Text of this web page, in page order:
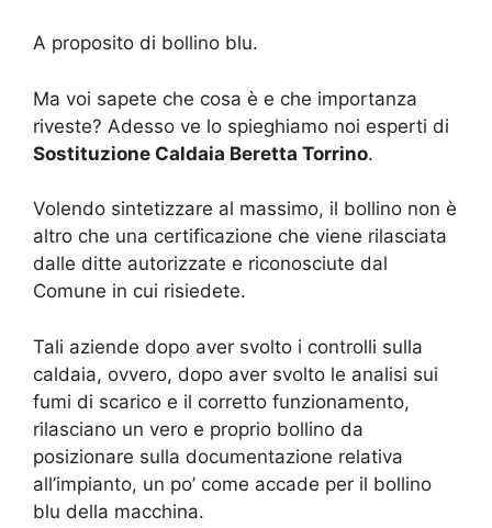
A proposito di bollino blu.
Ma voi sapete che cosa è e che importanza
riveste? Adesso ve lo spieghiamo noi esperti di
Sostituzione Caldaia Beretta Torrino.
Volendo sintetizzare al massimo, il bollino non è
altro che una certificazione che viene rilasciata
dalle ditte autorizzate e riconosciute dal
Comune in cui risiedete.
Tali aziende dopo aver svolto i controlli sulla
caldaia, ovvero, dopo aver svolto le analisi sui
fumi di scarico e il corretto funzionamento,
rilasciano un vero e proprio bollino da
posizionare sulla documentazione relativa
all’impianto, un po’ come accade per il bollino
blu della macchina.